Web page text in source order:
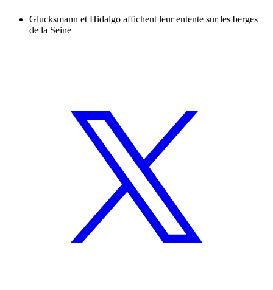
Glucksmann et Hidalgo affichent leur entente sur les berges
de la Seine